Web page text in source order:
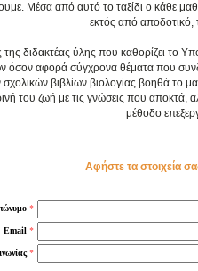
Μέσα από αυτό το ταξίδι ο κάθε
εκτός από αποδοτικό,
της διδακτέας ύλης που καθορίζει το
όσον αφορά σύγχρονα θέματα που
βιβλίων βιολογίας βοηθά το
του ζωή με τις γνώσεις που αποκτά,
μέθοδο
Αφήστε τα στοιχεία
*
Email *
*